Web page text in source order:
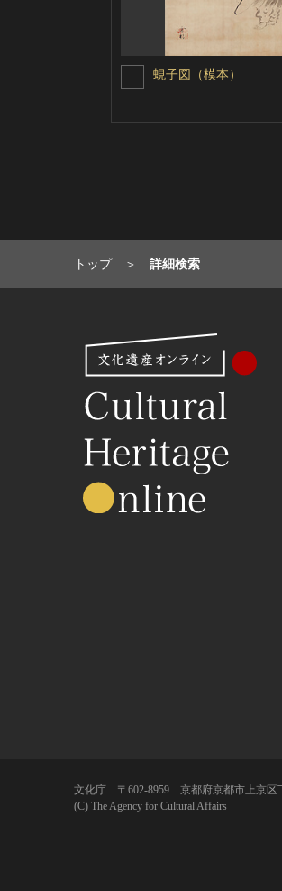
蜆子図（模本）
トップ 詳細検索
文化庁 〒602-8959 京都府京都市上京区
(C) The Agency for Cultural Affairs